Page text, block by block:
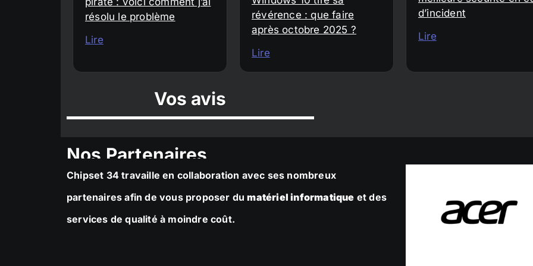
résolu le problème
Lire
révérence : que faire
après octobre 2025 ?
Lire
d’incident
Lire
Vos avis
Nos Partenaires
Chipset 34 travaille en collaboration avec ses nombreux
partenaires afin de vous proposer dumatériel informatique et des
services de qualité à moindre coût.